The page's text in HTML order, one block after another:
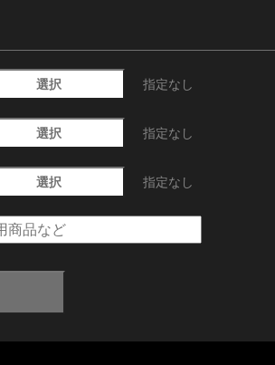
選択 指定なし
選択 指定なし
選択 指定なし